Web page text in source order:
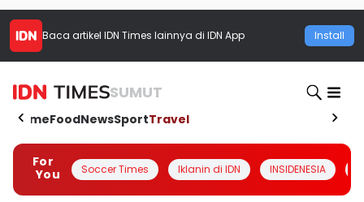
Baca artikel IDN Times lainnya di IDN App Install
SUMUT
HomeFoodNewsSportTravel
For
You
Soccer Times Iklanin di IDN INSIDENESIA